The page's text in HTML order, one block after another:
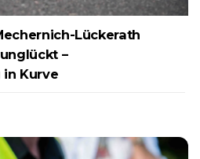
Lückerath
–
Kurve